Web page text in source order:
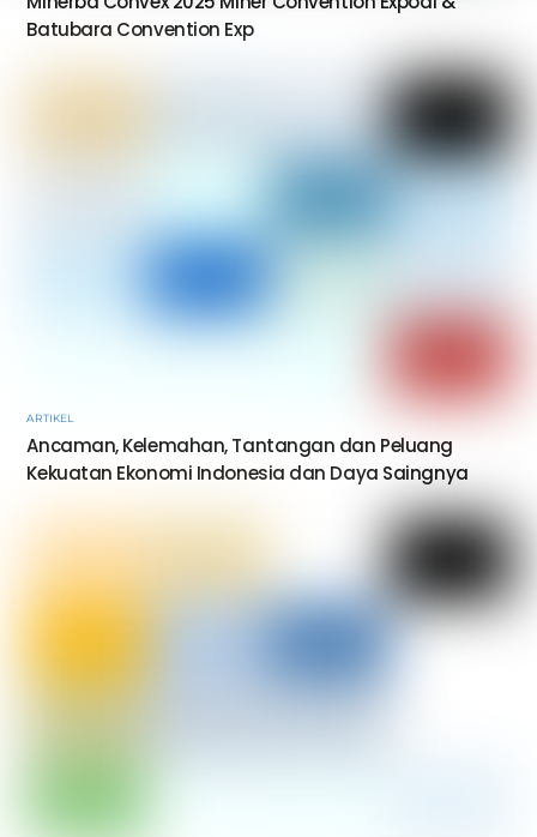
Batubara Convention Exp
ARTIKEL
Ancaman, Kelemahan, Tantangan dan Peluang
Kekuatan Ekonomi Indonesia dan Daya Saingnya